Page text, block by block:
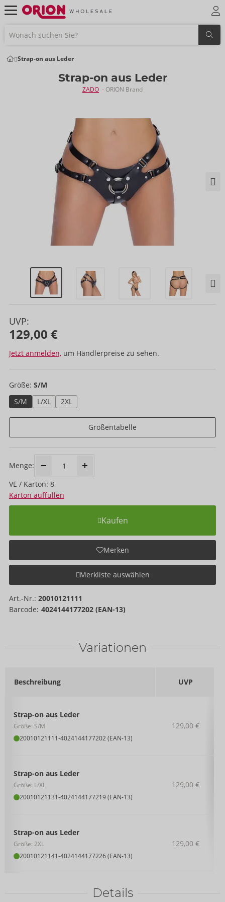
Strap-on aus Leder
Strap-on aus Leder
ZADO - ORION Brand
UVP:
129,00 €
Jetzt anmelden, um Händlerpreise zu sehen.
Größe: S/M
S/M
L/XL 2XL
Größentabelle
Menge:
VE / Karton: 8
Karton auffüllen
Kaufen
Merken
Merkliste auswählen
Art.-Nr.: 20010121111
Barcode: 4024144177202 (EAN-13)
Variationen
Beschreibung UVP
Strap-on aus Leder
Größe: S/M
20010121111-4024144177202 (EAN-13)
129,00 €
Strap-on aus Leder
Größe: L/XL
20010121131-4024144177219 (EAN-13)
129,00 €
Strap-on aus Leder
Größe: 2XL
20010121141-4024144177226 (EAN-13)
129,00 €
Details